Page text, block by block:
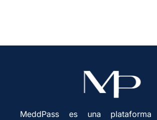
MeddPass es una plataforma